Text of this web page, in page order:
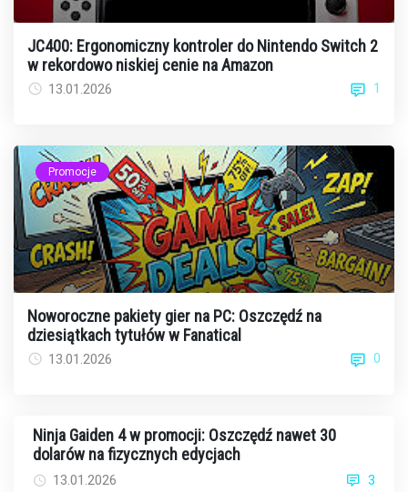
JC400: Ergonomiczny kontroler do Nintendo Switch 2
w rekordowo niskiej cenie na Amazon
13.01.2026 1
Promocje
Noworoczne pakiety gier na PC: Oszczędź na
dziesiątkach tytułów w Fanatical
13.01.2026 0
Ninja Gaiden 4 w promocji: Oszczędź nawet 30
dolarów na fizycznych edycjach
13.01.2026 3